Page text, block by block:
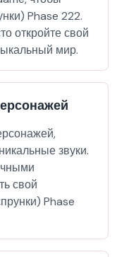
Phase 222.
откройте свой
мир.
звуки.
свой
Phase